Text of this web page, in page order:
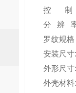
控
制
分
辨
罗纹规格
安装尺寸
外形尺寸
外壳材料